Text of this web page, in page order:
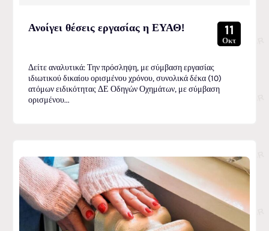
Ανοίγει θέσεις εργασίας η ΕΥΑΘ! 11
Οκτ
Δείτε αναλυτικά: Την πρόσληψη, με σύμβαση εργασίας
ιδιωτικού δικαίου ορισμένου χρόνου, συνολικά δέκα (10)
ατόμων ειδικότητας ΔΕ Οδηγών Οχημάτων, με σύμβαση
ορισμένου...